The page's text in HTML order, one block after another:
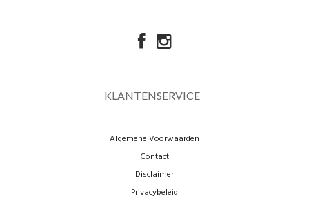
KLANTENSERVICE
Algemene Voorwaarden
Contact
Disclaimer
Privacybeleid